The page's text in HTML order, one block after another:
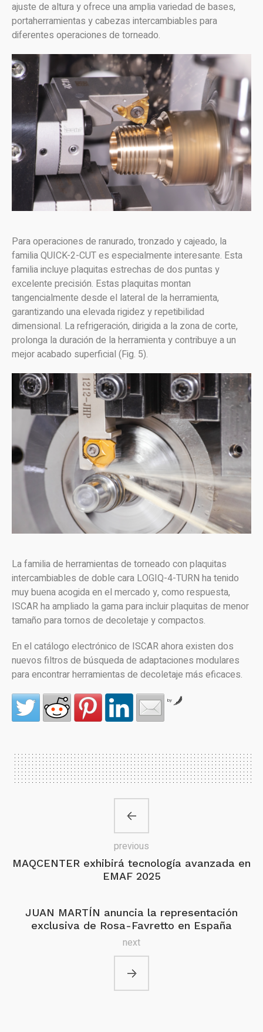
ajuste de altura y ofrece una amplia variedad de bases,
portaherramientas y cabezas intercambiables para
diferentes operaciones de torneado.
Para operaciones de ranurado, tronzado y cajeado, la
familia QUICK-2-CUT es especialmente interesante. Esta
familia incluye plaquitas estrechas de dos puntas y
excelente precisión. Estas plaquitas montan
tangencialmente desde el lateral de la herramienta,
garantizando una elevada rigidez y repetibilidad
dimensional. La refrigeración, dirigida a la zona de corte,
prolonga la duración de la herramienta y contribuye a un
mejor acabado superficial (Fig. 5).
La familia de herramientas de torneado con plaquitas
intercambiables de doble cara LOGIQ-4-TURN ha tenido
muy buena acogida en el mercado y, como respuesta,
ISCAR ha ampliado la gama para incluir plaquitas de menor
tamaño para tornos de decoletaje y compactos.
En el catálogo electrónico de ISCAR ahora existen dos
nuevos filtros de búsqueda de adaptaciones modulares
para encontrar herramientas de decoletaje más eficaces.
by
MAQCENTER exhibirá tecnología avanzada en
EMAF 2025
previous
JUAN MARTÍN anuncia la representación
exclusiva de Rosa-Favretto en España
next